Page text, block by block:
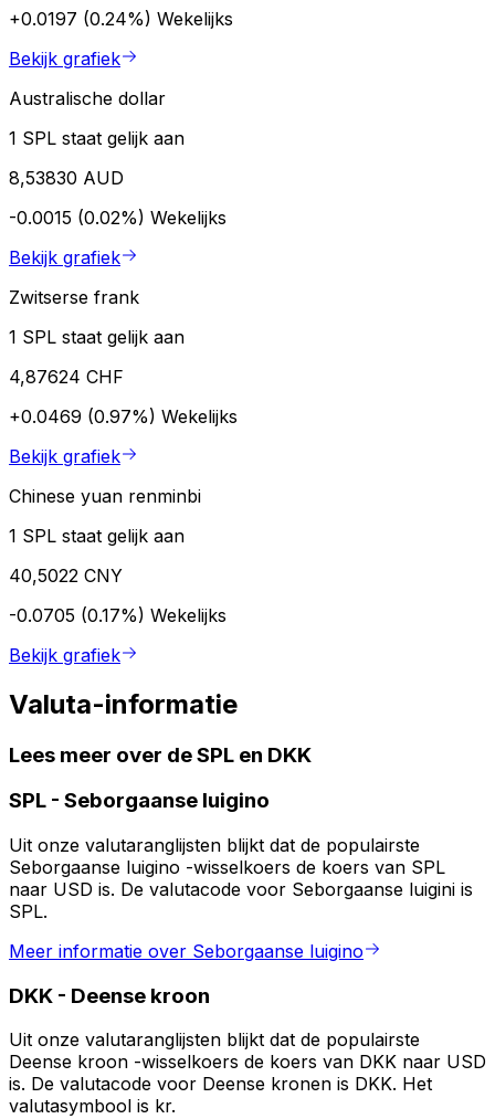
+0.0197 (0.24%) Wekelijks
Bekijk grafiek
Australische dollar
1 SPL staat gelijk aan
8,53830 AUD
-0.0015 (0.02%) Wekelijks
Bekijk grafiek
Zwitserse frank
1 SPL staat gelijk aan
4,87624 CHF
+0.0469 (0.97%) Wekelijks
Bekijk grafiek
Chinese yuan renminbi
1 SPL staat gelijk aan
40,5022 CNY
-0.0705 (0.17%) Wekelijks
Bekijk grafiek
Valuta-informatie
Lees meer over de SPL en DKK
SPL - Seborgaanse luigino
Uit onze valutaranglijsten blijkt dat de populairste
Seborgaanse luigino -wisselkoers de koers van SPL
naar USD is. De valutacode voor Seborgaanse luigini is
SPL.
Meer informatie over Seborgaanse luigino
DKK - Deense kroon
Uit onze valutaranglijsten blijkt dat de populairste
Deense kroon -wisselkoers de koers van DKK naar USD
is. De valutacode voor Deense kronen is DKK. Het
valutasymbool is kr.